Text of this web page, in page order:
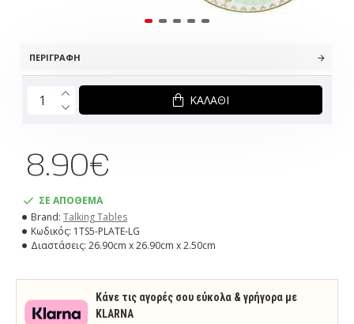
ΠΕΡΙΓΡΑΦΉ
ΣΕ ΑΠΟΘΕΜΑ
Brand: Talking Tables
Κωδικός: 1TS5-PLATE-LG
Διαστάσεις: 26.90cm x 26.90cm x 2.50cm
8.90€
ΚΑΛΆΘΙ
Κάνε τις αγορές σου εύκολα & γρήγορα με
KLARNA